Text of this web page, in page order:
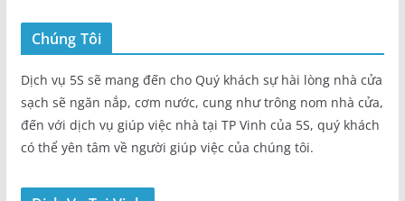
Chúng Tôi
Dịch vụ 5S sẽ mang đến cho Quý khách sự hài lòng nhà cửa
sạch sẽ ngăn nắp, cơm nước, cung như trông nom nhà cửa,
đến với dịch vụ giúp việc nhà tại TP Vinh của 5S, quý khách
có thể yên tâm về người giúp việc của chúng tôi.